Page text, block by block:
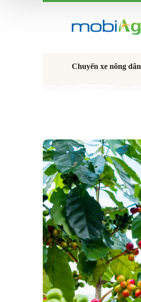
Chuyến xe nông dân